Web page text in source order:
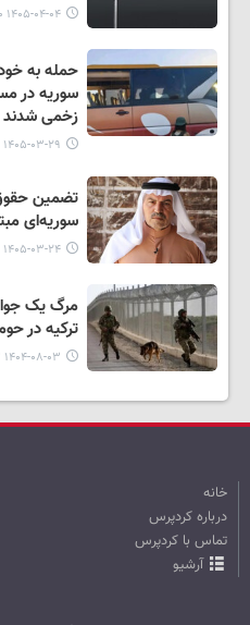
۱۴۰۵-۰۴-۰۴ ۱۸:۱۰
حمله به
زخمی شدند
۱۴۰۵-۰۳-۲۹ ۱۳:۳۲
تضمین
سوریه‌ای
۱۴۰۵-۰۳-۲۴ ۱۹:۲۹
مرگ یک
ترکیه در
۱۴۰۴-۰۸-۰۳ ۱۷:۳۳
خانه
درباره کردپرس
تماس با کردپرس
آرشیو